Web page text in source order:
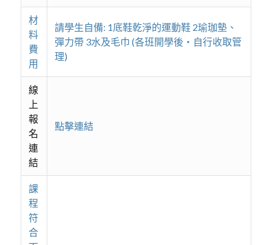
材
料
費
用
請學生自備: 1底鞋乾淨的運動鞋 2瑜珈墊、
彈力帶 3水及毛巾 (各班開學後‧自行收取管
理)
線
上
報
名
連
結
點擊連結
課
程
符
合